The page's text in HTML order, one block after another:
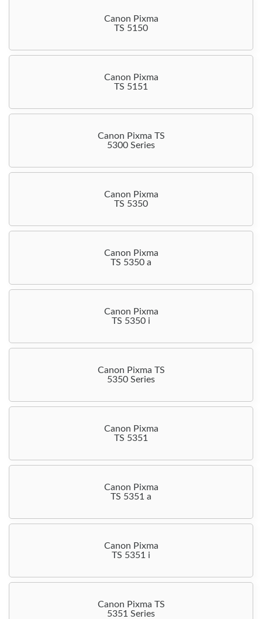
Canon Pixma
TS 5150
Canon Pixma
TS 5151
Canon Pixma TS
5300 Series
Canon Pixma
TS 5350
Canon Pixma
TS 5350 a
Canon Pixma
TS 5350 i
Canon Pixma TS
5350 Series
Canon Pixma
TS 5351
Canon Pixma
TS 5351 a
Canon Pixma
TS 5351 i
Canon Pixma TS
5351 Series